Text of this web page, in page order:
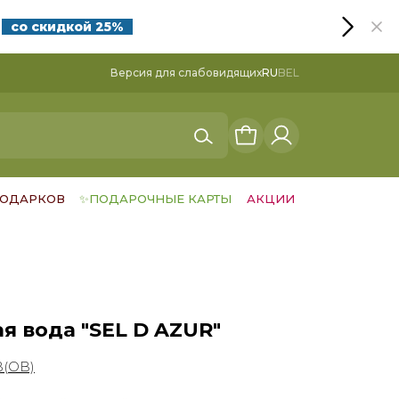
со скидкой 25%
Версия для слабовидящихRUBEL
✨ПОДАРОЧНЫЕ КАРТЫ АКЦИИ
"SEL D AZUR"